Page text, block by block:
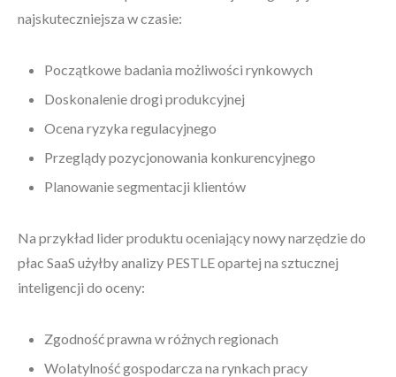
najskuteczniejsza w czasie:
Początkowe badania możliwości rynkowych
Doskonalenie drogi produkcyjnej
Ocena ryzyka regulacyjnego
Przeglądy pozycjonowania konkurencyjnego
Planowanie segmentacji klientów
Na przykład lider produktu oceniający nowy narzędzie do
płac SaaS użyłby analizy PESTLE opartej na sztucznej
inteligencji do oceny:
Zgodność prawna w różnych regionach
Wolatylność gospodarcza na rynkach pracy